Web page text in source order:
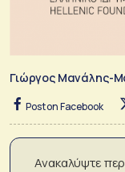
Γιώργος Μανάλης-
Post on Facebook
Ανακαλύψτε